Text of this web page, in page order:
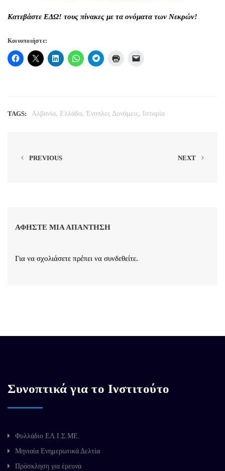
Κατεβάστε ΕΔΩ! τους πίνακες με τα ονόματα των Νεκρών!
Κοινοποιήστε:
TAGS: Αλβανία, Ελλάδα,Ένοπλες Δυνάμεις, Ιστορία
PREVIOUS NEXT
ΑΦΉΣΤΕ ΜΙΑ ΑΠΆΝΤΗΣΗ
Για να σχολιάσετε πρέπει να συνδεθείτε.
Συνοπτικά για το Ινστιτούτο
Φυλλάδιο ΕΛ.Ι.Σ.ΜΕ.
Μηνιαία Ενημερωτικά Δελτία
Πρόσκληση για έρευνα